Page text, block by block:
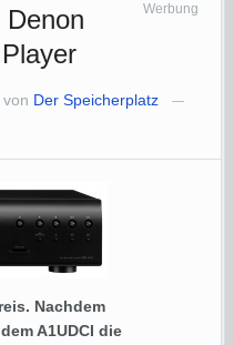
Werbung
von Der Speicherplatz —
Nachdem
A1UDCI die